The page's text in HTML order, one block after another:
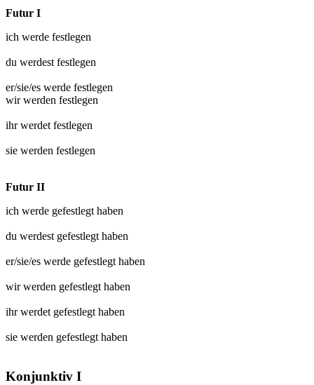
Futur I
ich werde festlegen
du werdest festlegen
er/sie/es werde festlegen
wir werden festlegen
ihr werdet festlegen
sie werden festlegen
Futur II
ich werde gefestlegt haben
du werdest gefestlegt haben
er/sie/es werde gefestlegt haben
wir werden gefestlegt haben
ihr werdet gefestlegt haben
sie werden gefestlegt haben
Konjunktiv I